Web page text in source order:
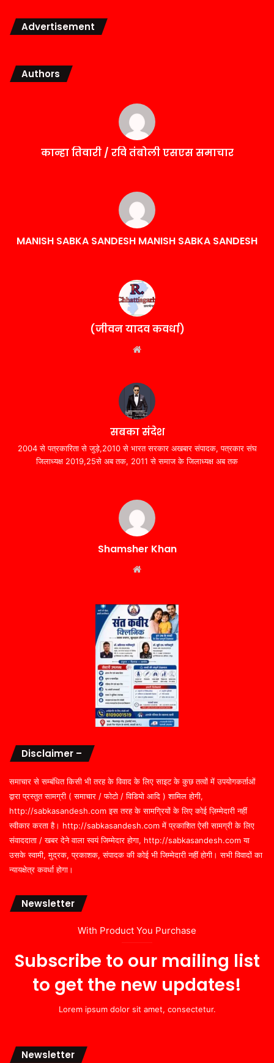
Advertisement
Authors
कान्हा तिवारी / रवि तंबोली एसएस समाचार
MANISH SABKA SANDESH MANISH SABKA SANDESH
(जीवन यादव कवर्धा)
सबका संदेश
2004 से पत्रकारिता से जुड़े,2010 से भारत सरकार अखबार संपादक, पत्रकार संघ
जिलाध्यक्ष 2019,25से अब तक, 2011 से समाज के जिलाध्यक्ष अब तक
Shamsher Khan
Disclaimer –
समाचार से सम्बंधित किसी भी तरह के विवाद के लिए साइट के कुछ तत्वों में उपयोगकर्ताओं
द्वारा प्रस्तुत सामग्री ( समाचार / फोटो / विडियो आदि ) शामिल होगी,
http://sabkasandesh.com इस तरह के सामग्रियों के लिए कोई ज़िम्मेदारी नहीं
स्वीकार करता है। http://sabkasandesh.com में प्रकाशित ऐसी सामग्री के लिए
संवाददाता / खबर देने वाला स्वयं जिम्मेदार होगा, http://sabkasandesh.com या
उसके स्वामी, मुद्रक, प्रकाशक, संपादक की कोई भी जिम्मेदारी नहीं होगी। सभी विवादों का
न्यायक्षेत्र कवर्धा होगा।
Newsletter
With Product You Purchase
Subscribe to our mailing list
to get the new updates!
Lorem ipsum dolor sit amet, consectetur.
Newsletter